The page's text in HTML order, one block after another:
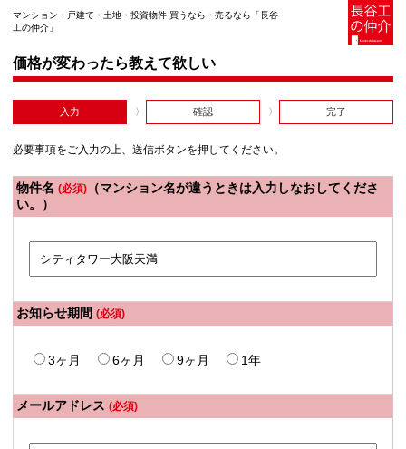
マンション・戸建て・土地・投資物件 買うなら・売るなら「長谷
工の仲介」
価格が変わったら教えて欲しい
入力 確認 完了
必要事項をご入力の上、送信ボタンを押してください。
物件名 (必須) （マンション名が違うときは入力しなおしてくださ
い。）
お知らせ期間 (必須)
3ヶ月 6ヶ月 9ヶ月 1年
メールアドレス (必須)